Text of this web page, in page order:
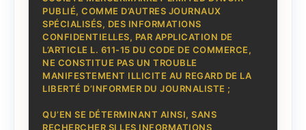
PUBLIÉ, COMME D’AUTRES JOURNAUX
SPÉCIALISÉS, DES INFORMATIONS
CONFIDENTIELLES, PAR APPLICATION DE
L’ARTICLE L. 611-15 DU CODE DE COMMERCE,
NE CONSTITUE PAS UN TROUBLE
MANIFESTEMENT ILLICITE AU REGARD DE LA
LIBERTÉ D’INFORMER DU JOURNALISTE ;
QU’EN SE DÉTERMINANT AINSI, SANS
RECHERCHER SI LES INFORMATIONS